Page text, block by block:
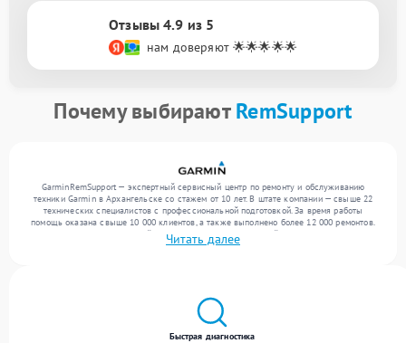
Отзывы 4.9 из 5
нам доверяют 🌟🌟🌟🌟🌟
Почему выбираютRemSupport
GarminRemSupport — экспертный сервисный центр по ремонту и обслуживанию
техники Garmin в Архангельске со стажем от 10 лет. В штате компании — свыше 22
технических специалистов с профессиональной подготовкой. За время работы
помощь оказана свыше 10 000 клиентов, а также выполнено более 12 000 ремонтов.
Ежемесячно в сервисный центр поступает от 300 устройств, включая , , . Мы
устраняем поломки любой сложности и предлагаем стабильный уровень сервиса
Читать далее
Быстрая диагностика